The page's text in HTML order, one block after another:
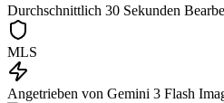
Durchschnittlich 30 Sekunden
MLS
Angetrieben von Gemini 3 Flash